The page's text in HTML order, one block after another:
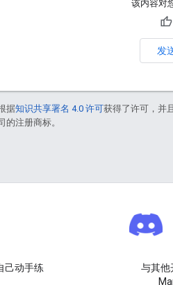
该内容对
发
据知识共享署名 4.0 许可获得了许可，并
的注册商标。
己动手练
与其他